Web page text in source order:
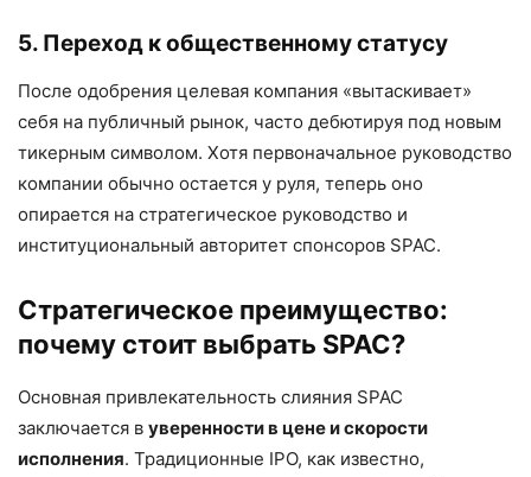
5. Переход к общественному статусу
После одобрения целевая компания «вытаскивает»
себя на публичный рынок, часто дебютируя под новым
тикерным символом. Хотя первоначальное руководство
компании обычно остается у руля, теперь оно
опирается на стратегическое руководство и
институциональный авторитет спонсоров SPAC.
Стратегическое преимущество:
почему стоит выбрать SPAC?
Основная привлекательность слияния SPAC
заключается в уверенности в цене и скорости
исполнения. Традиционные IPO, как известно,